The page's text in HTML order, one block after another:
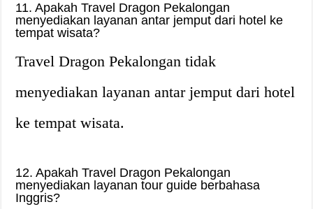
11. Apakah Travel Dragon Pekalongan
menyediakan layanan antar jemput dari hotel ke
tempat wisata?
Travel Dragon Pekalongan tidak
menyediakan layanan antar jemput dari hotel
ke tempat wisata.
12. Apakah Travel Dragon Pekalongan
menyediakan layanan tour guide berbahasa
Inggris?